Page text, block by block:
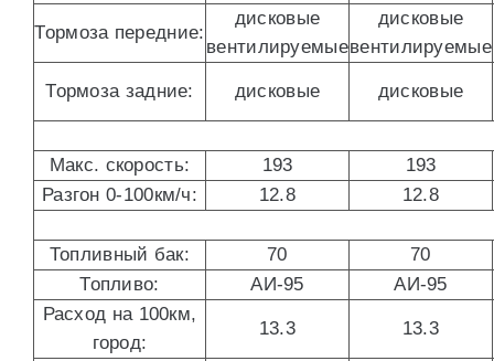
Тормоза передние:
дисковые
вентилируемые
дисковые
вентилируемые
Тормоза задние: дисковые дисковые
Макс. скорость: 193
193
Разгон 0-100км/ч:
12.8 12.8
Топливный бак: 70
70
Топливо:
АИ-95
АИ-95
Расход на 100км,
город:
13.3 13.3